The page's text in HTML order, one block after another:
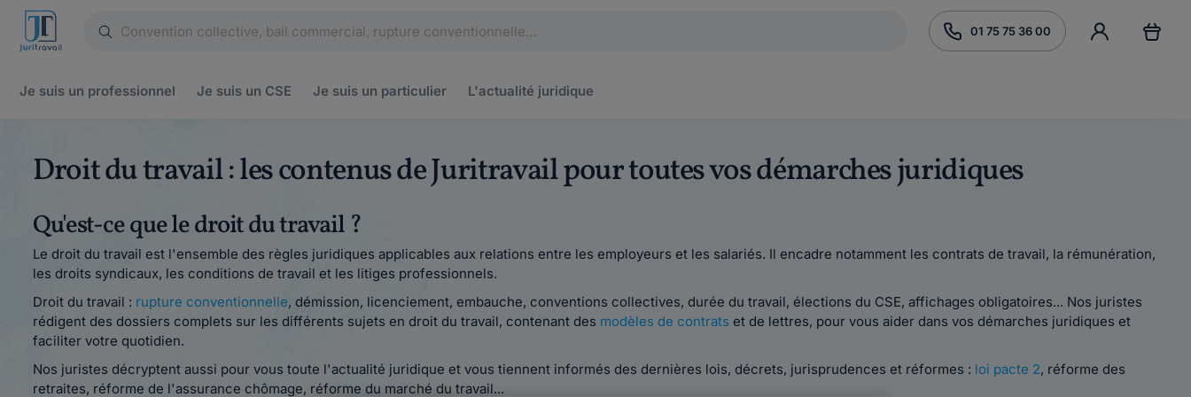
01 75 75 36 00
Je suis un professionnel Je suis un CSE Je suis un particulier L'actualité juridique
Droit du travail : les contenus de Juritravail pour toutes vos démarches juridiques
Qu'est-ce que le droit du travail ?
Le droit du travail est l'ensemble des règles juridiques applicables aux relations entre les employeurs et les salariés. Il encadre notamment les contrats de travail, la rémunération,
les droits syndicaux, les conditions de travail et les litiges professionnels.
Droit du travail : rupture conventionnelle, démission, licenciement, embauche, conventions collectives, durée du travail, élections du CSE, affichages obligatoires... Nos juristes
rédigent des dossiers complets sur les différents sujets en droit du travail, contenant des modèles de contrats et de lettres, pour vous aider dans vos démarches juridiques et
faciliter votre quotidien.
Nos juristes décryptent aussi pour vous toute l'actualité juridique et vous tiennent informés des dernières lois, décrets, jurisprudences et réformes : loi pacte 2, réforme des
retraites, réforme de l'assurance chômage, réforme du marché du travail...